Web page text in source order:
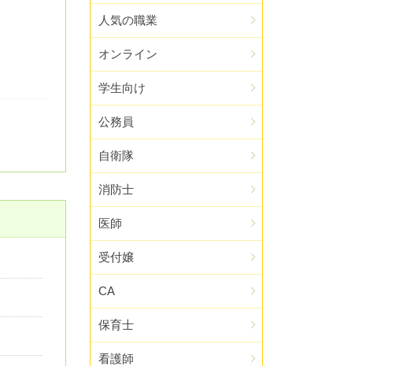
人気の職業
オンライン
学生向け
公務員
自衛隊
消防士
医師
受付嬢
CA
保育士
看護師